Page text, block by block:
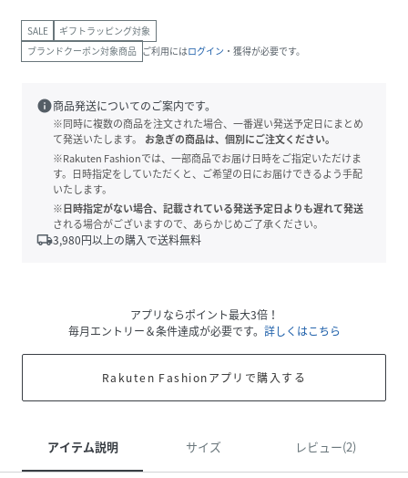
SALE
ギフトラッピング対象
ブランドクーポン対象商品 ご利用にはログイン ・獲得が必要です。
info商品発送についてのご案内です。
※同時に複数の商品を注文された場合、一番遅い発送予定日にまとめ
て発送いたします。
お急ぎの商品は、個別にご注文ください。
※Rakuten Fashionでは、一部商品でお届け日時をご指定いただけま
す。日時指定をしていただくと、ご希望の日にお届けできるよう手配
いたします。
※日時指定がない場合、記載されている発送予定日よりも遅れて発送
される場合がございますので、あらかじめご了承ください。
local_shipping3,980円以上の購入で送料無料
アプリならポイント最大3倍！
毎月エントリー＆条件達成が必要です。 詳しくはこちら
Rakuten Fashionアプリで購入する
アイテム説明 サイズ レビュー(2)